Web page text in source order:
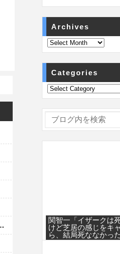
Archives
Categories
関智一「イザークは
けど芝居の感じをキ
ら、結局死ななかった